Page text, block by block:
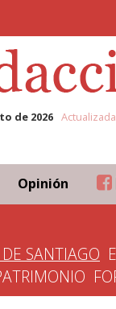
de 2026
Opinión
SANTIAGO